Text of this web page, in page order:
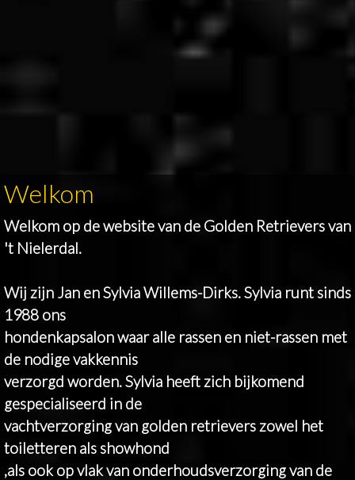
Welkom
Welkom op de website van de Golden Retrievers van
't Nielerdal.
Wij zijn Jan en Sylvia Willems-Dirks. Sylvia runt sinds
1988 ons
hondenkapsalon waar alle rassen en niet-rassen met
de nodige vakkennis
verzorgd worden. Sylvia heeft zich bijkomend
gespecialiseerd in de
vachtverzorging van golden retrievers zowel het
toiletteren als showhond
,als ook op vlak van onderhoudsverzorging van de